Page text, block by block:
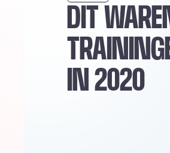
DIT
IN 2020